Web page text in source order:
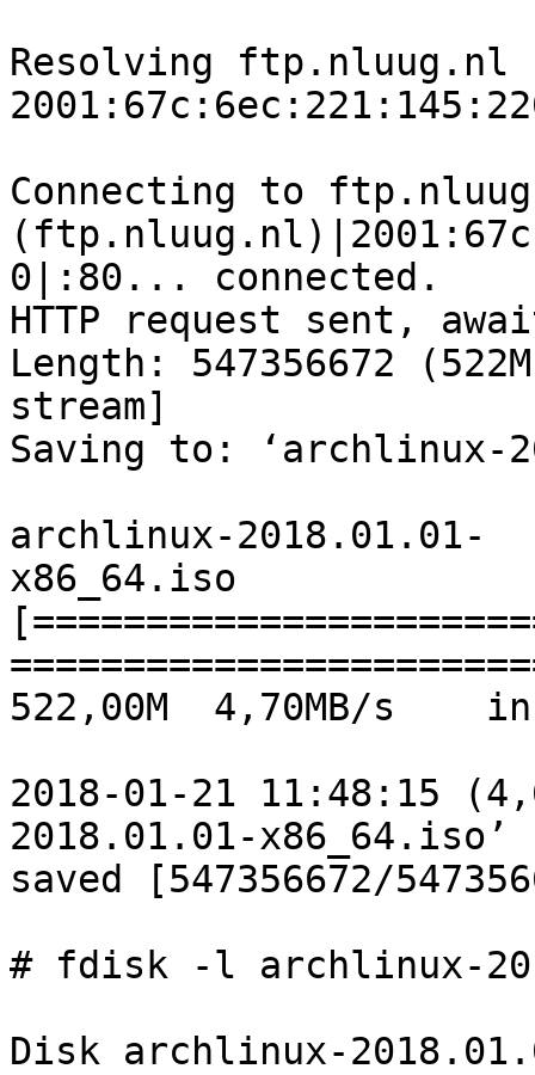
Resolving
Connecting to
0|:80... connected.
HTTP request sent,
Length: 547356672
stream]
Saving to: ‘archlinux-
archlinux-2018.01.01-
x86_64.iso
522,00M  4,70MB/s
2018-01-21 11:48:15
2018.01.01-x86_64.iso’
saved [547356672/
# fdisk -l archlinux-
Disk archlinux-